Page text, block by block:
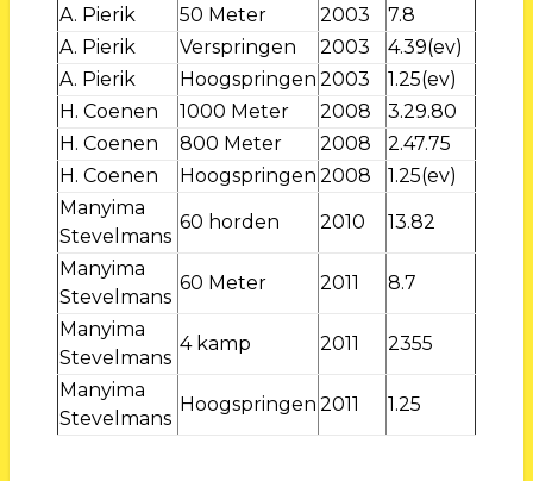
A. Pierik
50 Meter 2003
7.8
A. Pierik
Verspringen 2003
4.39(ev)
A. Pierik
Hoogspringen 2003
1.25(ev)
H. Coenen
1000 Meter 2008
3.29.80
H. Coenen
800 Meter 2008
2.47.75
H. Coenen
Hoogspringen 2008
1.25(ev)
Manyima
Stevelmans
60 horden 2010 13.82
Manyima
Stevelmans
60 Meter 2011 8.7
Manyima
Stevelmans
4 kamp 2011 2355
Manyima
Stevelmans
Hoogspringen 2011 1.25